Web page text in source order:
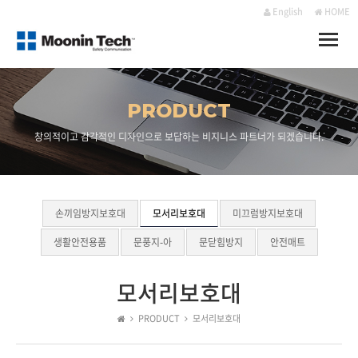
English HOME
Toggle
PRODUCT
창의적이고 감각적인 디자인으로 보답하는 비지니스 파트너가 되겠습니다.
손끼임방지보호대 모서리보호대
미끄럼방지보호대
생활안전용품
문풍지-아 문닫힘방지 안전매트
모서리보호대
PRODUCT 모서리보호대